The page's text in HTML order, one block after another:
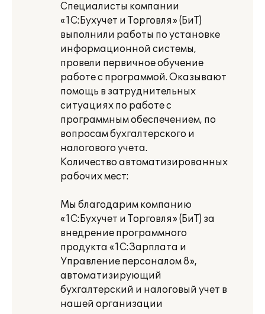
Специалисты компании
«1С:Бухучет и Торговля» (БиТ)
выполнили работы по установке
информационной системы,
провели первичное обучение
работе с программой. Оказывают
помощь в затруднительных
ситуациях по работе с
программным обеспечением, по
вопросам бухгалтерского и
налогового учета.
Количество автоматизированных
рабочих мест:
Мы благодарим компанию
«1С:Бухучет и Торговля» (БиТ) за
внедрение программного
продукта «1С:Зарплата и
Управление персоналом 8»,
автоматизирующий
бухгалтерский и налоговый учет в
нашей организации